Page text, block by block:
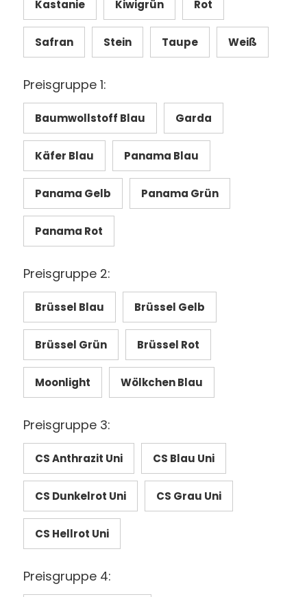
Kastanie Kiwigrün Rot
Safran Stein Taupe Weiß
Preisgruppe 1:
Baumwollstoff Blau Garda
Käfer Blau Panama Blau
Panama Gelb Panama Grün
Panama Rot
Preisgruppe 2:
Brüssel Blau Brüssel Gelb
Brüssel Grün Brüssel Rot
Moonlight Wölkchen Blau
Preisgruppe 3:
CS Anthrazit Uni CS Blau Uni
CS Dunkelrot Uni CS Grau Uni
CS Hellrot Uni
Preisgruppe 4: